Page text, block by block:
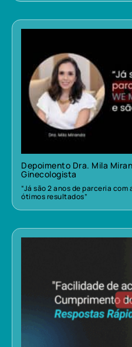
Depoimento Dra. Mila
Ginecologista
“Já são 2 anos de parceria
ótimos resultados”